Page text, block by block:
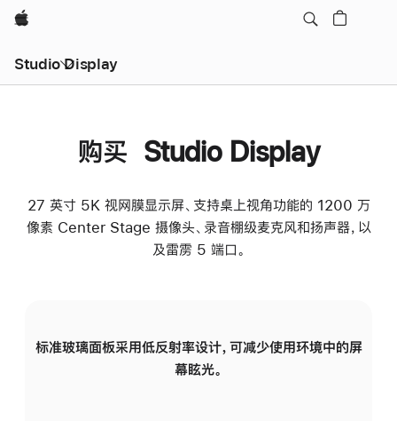
Apple
Studio Display
购买 Studio Display
27 英寸 5K 视网膜显示屏、支持桌上视角功能的 1200 万
像素 Center Stage 摄像头、录音棚级麦克风和扬声器，以
及雷雳 5 端口。
标准玻璃面板采用低反射率设计，可减少使用环境中的屏
幕眩光。